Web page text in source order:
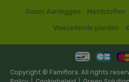
Gazon Aanleggen Meststoffen
Vleesetende planten
Copyright © Famiflora. All rights